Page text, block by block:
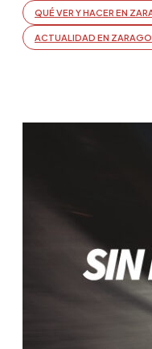
QUÉ VER Y HACER EN
ACTUALIDAD EN